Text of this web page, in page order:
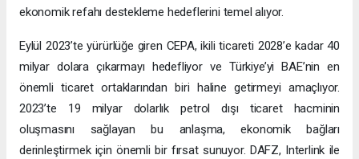
ekonomik refahı destekleme hedeflerini temel alıyor.
Eylül 2023’te yürürlüğe giren CEPA, ikili ticareti 2028’e kadar 40
milyar dolara çıkarmayı hedefliyor ve Türkiye’yi BAE’nin en
önemli ticaret ortaklarından biri haline getirmeyi amaçlıyor.
2023’te 19 milyar dolarlık petrol dışı ticaret hacminin
oluşmasını sağlayan bu anlaşma, ekonomik bağları
derinleştirmek için önemli bir fırsat sunuyor. DAFZ, Interlink ile